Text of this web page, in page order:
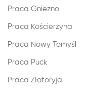
Praca Gniezno
Praca Kościerzyna
Praca Nowy Tomyśl
Praca Puck
Praca Złotoryja